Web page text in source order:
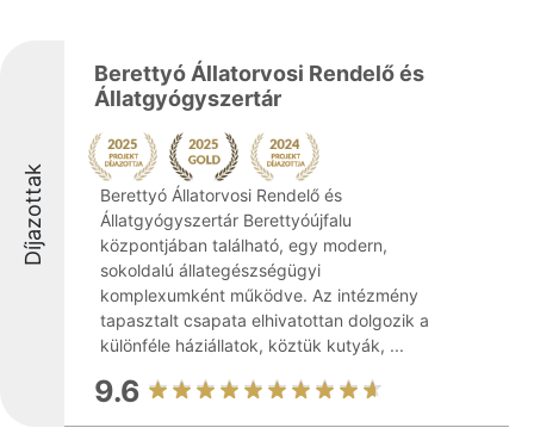
Díjazottak
Berettyó Állatorvosi Rendelő és
Állatgyógyszertár
Berettyó Állatorvosi Rendelő és
Állatgyógyszertár Berettyóújfalu
központjában található, egy modern,
sokoldalú állategészségügyi
komplexumként működve. Az intézmény
tapasztalt csapata elhivatottan dolgozik a
különféle háziállatok, köztük kutyák, ...
9.6